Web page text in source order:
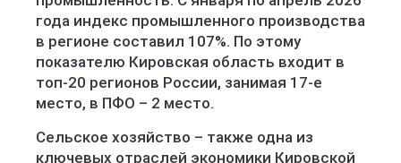
года индекс промышленного производства
в регионе составил 107%. По этому
показателю Кировская область входит в
топ-20 регионов России, занимая 17-е
место, в ПФО – 2 место.
Сельское хозяйство – также одна из
ключевых отраслей экономики Кировской